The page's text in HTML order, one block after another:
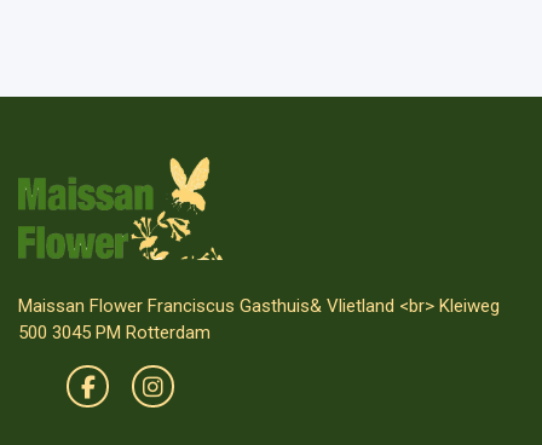
Maissan Flower Franciscus Gasthuis& Vlietland <br> Kleiweg
500 3045 PM Rotterdam